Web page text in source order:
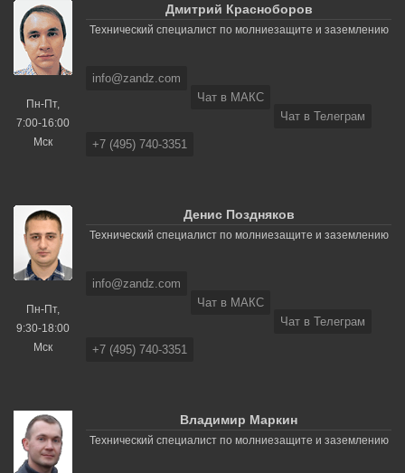
Пн-Пт,
7:00-16:00
Мск
Дмитрий Красноборов
Технический специалист по молниезащите и заземлению
info@zandz.com
Чат в МАКС
Чат в Телеграм
+7 (495) 740-3351
Пн-Пт,
9:30-18:00
Мск
Денис Поздняков
Технический специалист по молниезащите и заземлению
info@zandz.com
Чат в МАКС
Чат в Телеграм
+7 (495) 740-3351
Владимир Маркин
Технический специалист по молниезащите и заземлению